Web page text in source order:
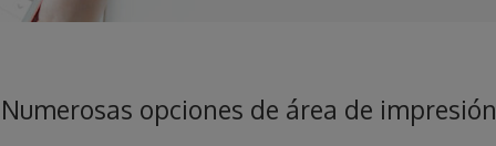
Numerosas opciones de área de impresión